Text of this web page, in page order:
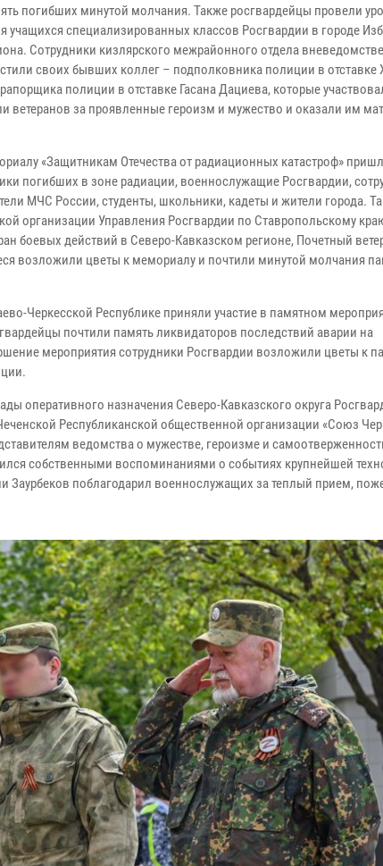
погибших минутой молчания. Также росгвардейцы провели
учащихся специализированных классов Росгвардии в городе
Сотрудники кизлярского межрайонного отдела
своих бывших коллег – подполковника полиции в отставке
полиции в отставке Гасана Дациева, которые
за проявленные героизм и мужество и оказали им
«Защитникам Отечества от радиационных катастроф»
погибших в зоне радиации, военнослужащие Росгвардии,
МЧС России, студенты, школьники, кадеты и жители города.
организации Управления Росгвардии по Ставропольскому
боевых действий в Северо-Кавказском регионе, Почетный
возложили цветы к мемориалу и почтили минутой молчания
Черкесской Республике приняли участие в памятном
почтили память ликвидаторов последствий аварии на
мероприятия сотрудники Росгвардии возложили цветы к
оперативного назначения Северо-Кавказского округа
Республиканской общественной организации «Союз
ведомства о мужестве, героизме и
собственными воспоминаниями о событиях крупнейшей
Заурбеков поблагодарил военнослужащих за теплый прием,